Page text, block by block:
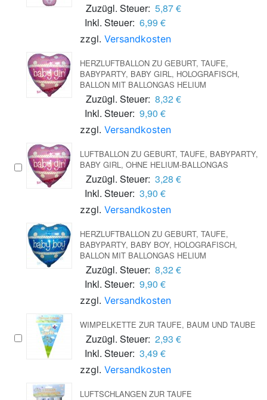
Zuzügl. Steuer: 5,87 €
Inkl. Steuer: 6,99 €
zzgl. Versandkosten
HERZLUFTBALLON ZU GEBURT, TAUFE,
BABYPARTY, BABY GIRL, HOLOGRAFISCH,
BALLON MIT BALLONGAS HELIUM
Zuzügl. Steuer: 8,32 €
Inkl. Steuer: 9,90 €
zzgl. Versandkosten
LUFTBALLON ZU GEBURT, TAUFE, BABYPARTY,
BABY GIRL, OHNE HELIUM-BALLONGAS
Zuzügl. Steuer: 3,28 €
Inkl. Steuer: 3,90 €
zzgl. Versandkosten
HERZLUFTBALLON ZU GEBURT, TAUFE,
BABYPARTY, BABY BOY, HOLOGRAFISCH,
BALLON MIT BALLONGAS HELIUM
Zuzügl. Steuer: 8,32 €
Inkl. Steuer: 9,90 €
zzgl. Versandkosten
WIMPELKETTE ZUR TAUFE, BAUM UND TAUBE
Zuzügl. Steuer: 2,93 €
Inkl. Steuer: 3,49 €
zzgl. Versandkosten
LUFTSCHLANGEN ZUR TAUFE